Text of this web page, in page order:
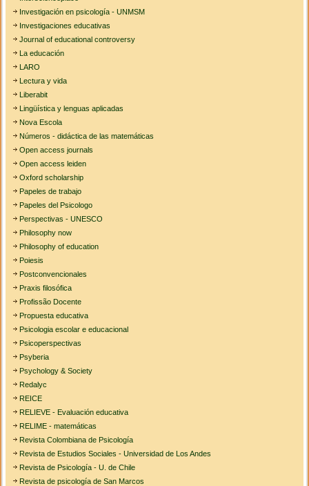
Investigación en psicología - UNMSM
Investigaciones educativas
Journal of educational controversy
La educación
LARO
Lectura y vida
Liberabit
Lingüística y lenguas aplicadas
Nova Escola
Números - didáctica de las matemáticas
Open access journals
Open access leiden
Oxford scholarship
Papeles de trabajo
Papeles del Psicologo
Perspectivas - UNESCO
Philosophy now
Philosophy of education
Poiesis
Postconvencionales
Praxis filosófica
Profissão Docente
Propuesta educativa
Psicologia escolar e educacional
Psicoperspectivas
Psyberia
Psychology & Society
Redalyc
REICE
RELIEVE - Evaluación educativa
RELIME - matemáticas
Revista Colombiana de Psicología
Revista de Estudios Sociales - Universidad de Los Andes
Revista de Psicología - U. de Chile
Revista de psicología de San Marcos